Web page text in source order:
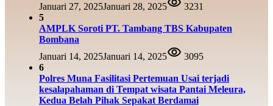
Januari 27, 2025Januari 28, 2025
3231
5
AMPLK Soroti PT. Tambang TBS Kabupaten
Bombana
Januari 14, 2025Januari 14, 2025
3095
6
Polres Muna Fasilitasi Pertemuan Usai terjadi
kesalapahaman di Tempat wisata Pantai Meleura,
Kedua Belah Pihak Sepakat Berdamai